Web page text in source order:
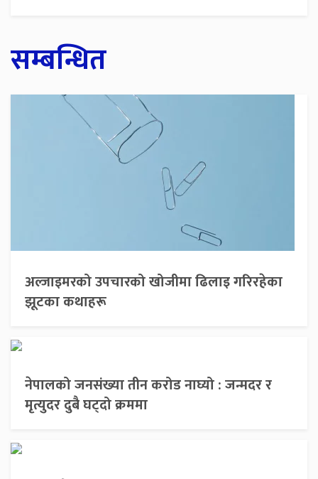
सम्बन्धित
अल्जाइमरको उपचारको खोजीमा ढिलाइ गरिरहेका
झूटका कथाहरू
नेपालको जनसंख्या तीन करोड नाघ्यो : जन्मदर र
मृत्युदर दुबै घट्दो क्रममा